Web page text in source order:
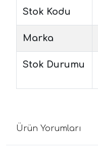
Stok Kodu
Marka
Stok Durumu
Ürün Yorumları